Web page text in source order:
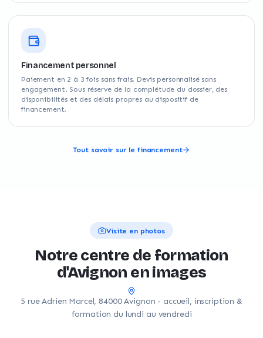
Financement personnel
Paiement en 2 à 3 fois sans frais. Devis personnalisé sans
engagement. Sous réserve de la complétude du dossier, des
disponibilités et des délais propres au dispositif de
financement.
Tout savoir sur le financement
Visite en photos
Notre centre de formation
d'Avignon en images
5 rue Adrien Marcel, 84000 Avignon - accueil, inscription &
formation du lundi au vendredi